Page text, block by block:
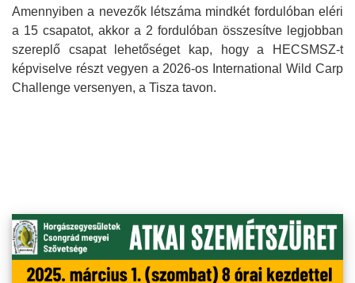
Amennyiben a nevezők létszáma mindkét fordulóban eléri
a 15 csapatot, akkor a 2 fordulóban összesítve legjobban
szereplő csapat lehetőséget kap, hogy a HECSMSZ-t
képviselve részt vegyen a 2026-os International Wild Carp
Challenge versenyen, a Tisza tavon.